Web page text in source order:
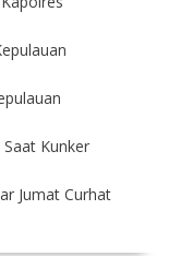
Kunker
Jumat Curhat